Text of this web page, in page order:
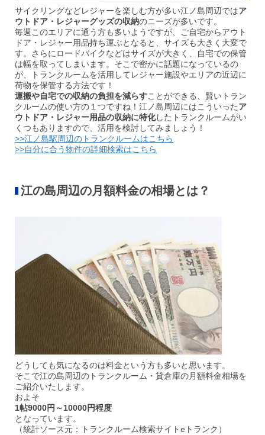
サイクリングなどレジャーを楽しむ方が多い江ノ島周辺ではア
ウトドア・レジャーグッズの収納のニーズが多いです。
毎週このエリアに通う方も多いようですが、ご自宅からアウト
ドア・レジャー用品持ち運ぶとなると、サイズも大きく大変で
す。さらにロードバイクなどはサイズが大きく、自宅での保管
は幅を取ってしまいます。そこで密かに話題になっているの
が、トランクルームを活用してレジャー施設やエリアの近辺に
荷物を保管する方法です！
運搬や自宅での収納の負担を減らすことができる、賢いトラン
クルームの使い方の１つですね！江ノ島周辺にはこういったア
ウトドア・レジャー用品の収納に特化したトランクルームがい
くつもありますので、活用を検討してみましょう！
>>江ノ島駅周辺のトランクルームはこちら
>>自分に合う物件の詳細検索はこちら
江の島周辺の月額料金の相場とは？
どうしても気になるのは料金という方も多いと思います。
そこで江の島周辺のトランクルーム・貸倉庫の月額料金相場を
ご紹介いたします。
およそ
1帖9000円～10000円程度
となっています。
（統計ソース元：トランクルーム検索サイトeトランク）